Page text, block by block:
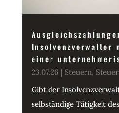
Insolvenzverwalter
einer
23.07.26 | Steuern,
Gibt der
selbständige Tätigkeit des